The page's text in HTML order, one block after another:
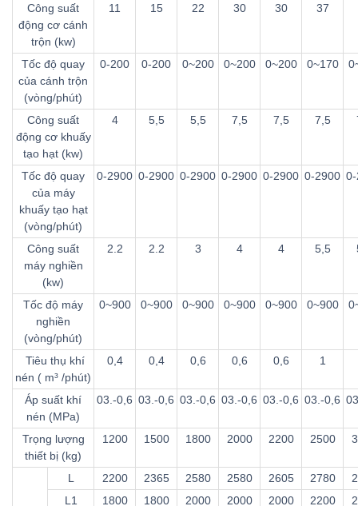
Công suất
động cơ cánh
trộn (kw)
11 15 22 30 30 37
Tốc độ quay
của cánh trộn
(vòng/phút)
0-200 0-200 0~200 0~200 0~200 0~170
Công suất
động cơ khuấy
tạo hạt (kw)
4 5,5 5,5 7,5 7,5 7,5
Tốc độ quay
của máy
khuấy tạo hạt
(vòng/phút)
0-2900 0-2900 0-2900 0-2900 0-2900 0-2900
Công suất
máy nghiền
(kw)
2.2 2.2 3 4 4 5,5
Tốc độ máy
nghiền
(vòng/phút)
0~900 0~900 0~900 0~900 0~900 0~900
Tiêu thụ khí
nén ( m³ /phút)
0,4 0,4 0,6 0,6 0,6 1
Áp suất khí
nén (MPa)
03.-0,6 03.-0,6 03.-0,6 03.-0,6 03.-0,6 03.-0,6
Trọng lượng
thiết bị (kg)
1200 1500 1800 2000 2200 2500
L 2200 2365 2580 2580 2605 2780
L1
1800 1800 2000 2000 2000 2200